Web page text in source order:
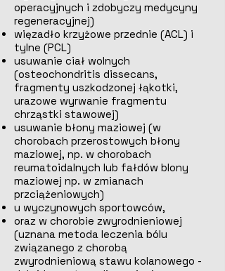
operacyjnych i zdobyczy medycyny
regeneracyjnej)
więzadło krzyżowe przednie (ACL) i
tylne (PCL)
usuwanie ciał wolnych
(osteochondritis dissecans,
fragmenty uszkodzonej łąkotki,
urazowe wyrwanie fragmentu
chrząstki stawowej)
usuwanie błony maziowej (w
chorobach przerostowych błony
maziowej, np. w chorobach
reumatoidalnych lub fałdów blony
maziowej np. w zmianach
przciążeniowych)
u wyczynowych sportowców,
oraz w chorobie zwyrodnieniowej
(uznana metoda leczenia bólu
związanego z chorobą
zwyrodnieniową stawu kolanowego -